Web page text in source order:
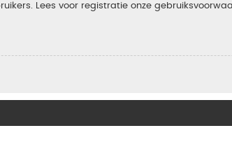
Lees voor registratie onze